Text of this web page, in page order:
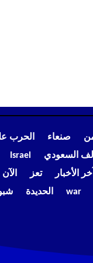
صنعاء الحرب
السعودي Israel
آخر الأخبار تعز الآن
war الحديدة